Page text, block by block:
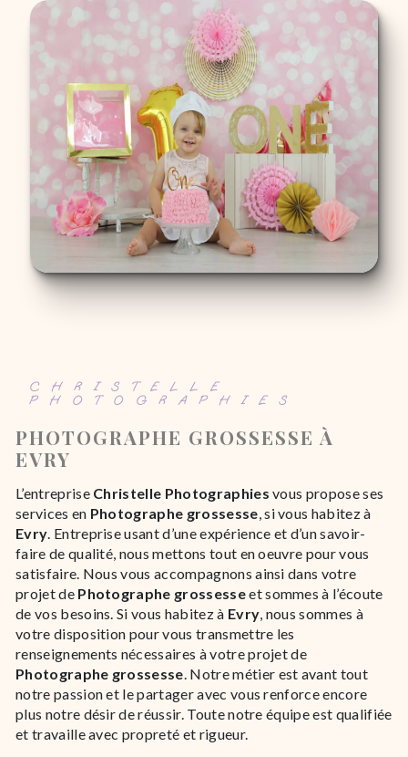
CHRISTELLE
PHOTOGRAPHIES
PHOTOGRAPHE GROSSESSE À
EVRY
L’entreprise Christelle Photographies vous propose ses
services en Photographe grossesse, si vous habitez à
Evry. Entreprise usant d’une expérience et d’un savoir-
faire de qualité, nous mettons tout en oeuvre pour vous
satisfaire. Nous vous accompagnons ainsi dans votre
projet de Photographe grossesseet sommes à l’écoute
de vos besoins. Si vous habitez à Evry, nous sommes à
votre disposition pour vous transmettre les
renseignements nécessaires à votre projet de
Photographe grossesse. Notre métier est avant tout
notre passion et le partager avec vous renforce encore
plus notre désir de réussir. Toute notre équipe est qualifiée
et travaille avec propreté et rigueur.